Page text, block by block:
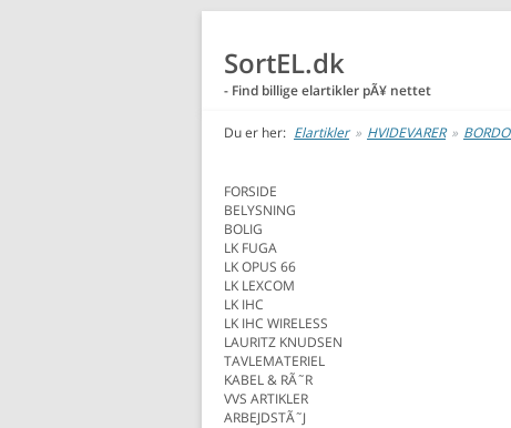
SortEL.dk
- Find billige elartikler pÃ¥ nettet
Du er her: Elartikler » HVIDEVARER »
FORSIDE
BELYSNING
BOLIG
LK FUGA
LK OPUS 66
LK LEXCOM
LK IHC
LK IHC WIRELESS
LAURITZ KNUDSEN
TAVLEMATERIEL
KABEL & RÃ˜R
VVS ARTIKLER
ARBEJDSTÃ˜J